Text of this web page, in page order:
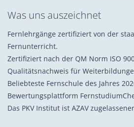
Was uns auszeichnet
Fernlehrgänge zertifiziert von der
Fernunterricht.
Zertifiziert nach der QM Norm ISO
Qualitätsnachweis für
Beliebteste Fernschule des Jahres
Bewertungsplattform
Das PKV Institut ist AZAV